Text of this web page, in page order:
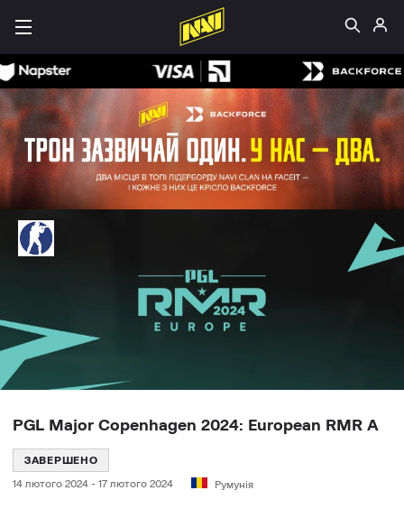
PGL Major Copenhagen 2024: European RMR A
ЗАВЕРШЕНО
14 лютого 2024 - 17 лютого 2024 Румунія